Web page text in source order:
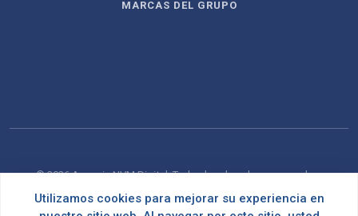
MARCAS DEL GRUPO
© 2026 Agencia NVM Digital. Todos los derechos reservados.
Desarrollado con por OMNES
Utilizamos cookies para mejorar su experiencia en